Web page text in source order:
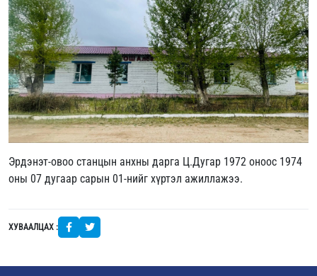
Эрдэнэт-овоо станцын анхны дарга Ц.Дугар 1972 оноос 1974
оны 07 дугаар сарын 01-нийг хүртэл ажиллажээ.
ХУВААЛЦАХ :